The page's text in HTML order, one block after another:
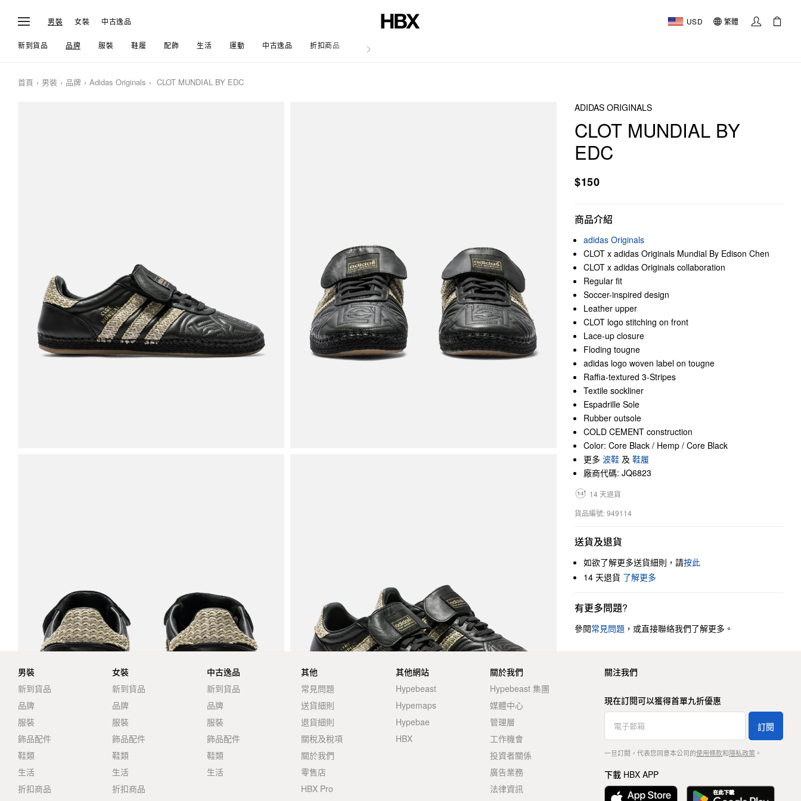
男裝 女裝 中古逸品 USD 繁體
新到貨品 品牌 服裝 鞋履 配飾 生活 運動 中古逸品 折扣商品 文章
首頁 男裝 品牌 Adidas Originals CLOT MUNDIAL BY EDC
ADIDAS ORIGINALS
CLOT MUNDIAL BY
EDC
$150
商品介紹
adidas Originals
CLOT x adidas Originals Mundial By Edison Chen
CLOT x adidas Originals collaboration
Regular fit
Soccer-inspired design
Leather upper
CLOT logo stitching on front
Lace-up closure
Floding tougne
adidas logo woven label on tougne
Raffia-textured 3-Stripes
Textile sockliner
Espadrille Sole
Rubber outsole
COLD CEMENT construction
Color: Core Black / Hemp / Core Black
更多 波鞋 及 鞋履
廠商代碼: JQ6823
14 天退貨
貨品編號: 949114
送貨及退貨
如欲了解更多送貨細則，請按此
14 天退貨 了解更多
有更多問題?
參閱常見問題 ，或直接聯絡我們了解更多。
男裝
新到貨品
品牌
服裝
飾品配件
鞋類
生活
折扣商品
女裝
新到貨品
品牌
服裝
飾品配件
鞋類
生活
折扣商品
中古逸品
新到貨品
品牌
服裝
飾品配件
鞋類
生活
其他
常見問題
送貨細則
退貨細則
關稅及稅項
關於我們
零售店
HBX Pro
其他網站
Hypebeast
Hypemaps
Hypebae
HBX
關於我們
Hypebeast 集團
媒體中心
管理層
工作機會
投資者關係
廣告業務
法律資訊
關注我們
現在訂閱可以獲得首單九折優惠
訂閱
一旦訂閱，代表您同意本公司的使用條款和隱私政策。
下載 HBX APP